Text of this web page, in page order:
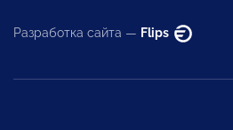
Разработка сайта — Flips